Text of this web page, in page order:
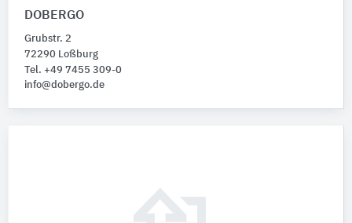
DOBERGO
Grubstr. 2
72290 Loßburg
Tel. +49 7455 309-0
info@dobergo.de